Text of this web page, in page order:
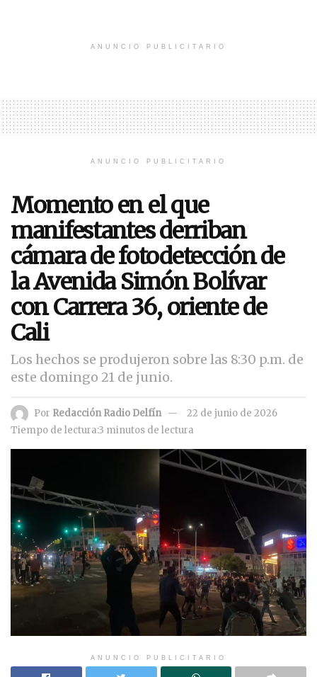
ANUNCIO PUBLICITARIO
ANUNCIO PUBLICITARIO
Momento en el que
manifestantes derriban
cámara de fotodetección de
la Avenida Simón Bolívar
con Carrera 36, oriente de
Cali
Los hechos se produjeron sobre las 8:30 p.m. de
este domingo 21 de junio.
Por Redacción Radio Delfín
22 de junio de 2026
Tiempo de lectura:3 minutos de lectura
ANUNCIO PUBLICITARIO